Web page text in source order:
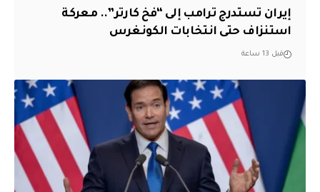
إيران تستدرج ترامب إلى “فخ كارتر”.. معركة
استنزاف حتى انتخابات الكونغرس
قبل 13 ساعة